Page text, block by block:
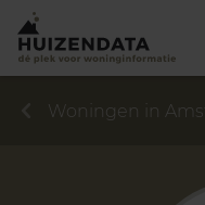
Woningen in